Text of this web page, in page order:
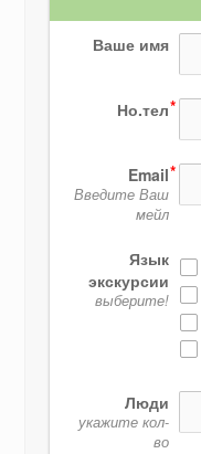
Ваше имя
Но.тел
Email
Введите Ваш
мейл
Язык
экскурсии
выберите!
Люди
укажите кол-
во